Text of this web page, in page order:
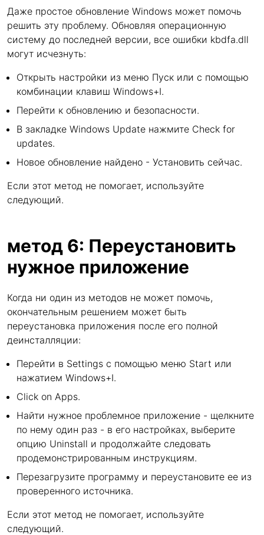
Даже простое обновление Windows может помочь
решить эту проблему. Обновляя операционную
систему до последней версии, все ошибки kbdfa.dll
могут исчезнуть:
Открыть настройки из меню Пуск или с помощью
комбинации клавиш Windows+I.
Перейти к обновлению и безопасности.
В закладке Windows Update нажмите Check for
updates.
Новое обновление найдено - Установить сейчас.
Если этот метод не помогает, используйте
следующий.
метод 6: Переустановить
нужное приложение
Когда ни один из методов не может помочь,
окончательным решением может быть
переустановка приложения после его полной
деинсталляции:
Перейти в Settings с помощью меню Start или
нажатием Windows+I.
Click on Apps.
Найти нужное проблемное приложение - щелкните
по нему один раз - в его настройках, выберите
опцию Uninstall и продолжайте следовать
продемонстрированным инструкциям.
Перезагрузите программу и переустановите ее из
проверенного источника.
Если этот метод не помогает, используйте
следующий.